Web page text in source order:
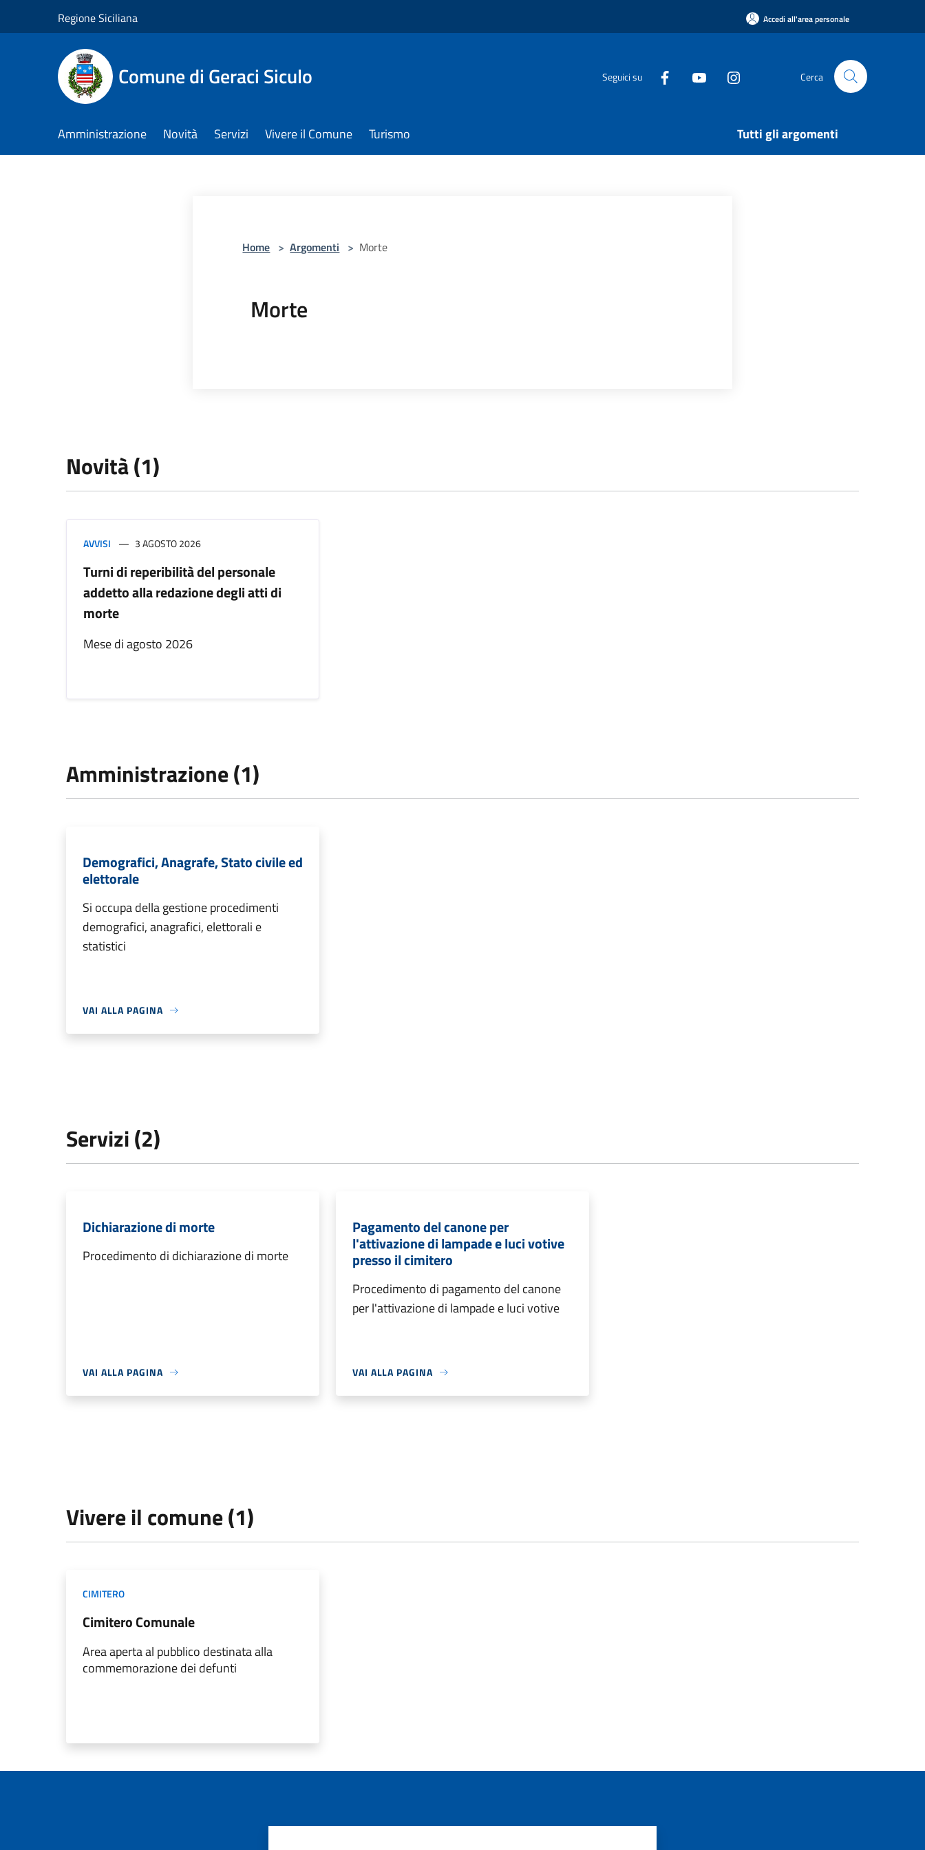
Regione Siciliana Accedi all'area personale
Comune di Geraci Siculo Seguici su Cerca
Amministrazione Novità Servizi Vivere il Comune Turismo Tutti gli argomenti
Home > Argomenti > Morte
Morte
Novità (1)
AVVISI 3 AGOSTO 2026
Turni di reperibilità del personale
addetto alla redazione degli atti di
morte
Mese di agosto 2026
Amministrazione (1)
Demografici, Anagrafe, Stato civile ed
elettorale
Si occupa della gestione procedimenti
demografici, anagrafici, elettorali e
statistici
VAI ALLA PAGINA
Servizi (2)
Dichiarazione di morte
Procedimento di dichiarazione di morte
VAI ALLA PAGINA
Pagamento del canone per
l'attivazione di lampade e luci votive
presso il cimitero
Procedimento di pagamento del canone
per l'attivazione di lampade e luci votive
VAI ALLA PAGINA
Vivere il comune (1)
CIMITERO
Cimitero Comunale
Area aperta al pubblico destinata alla
commemorazione dei defunti